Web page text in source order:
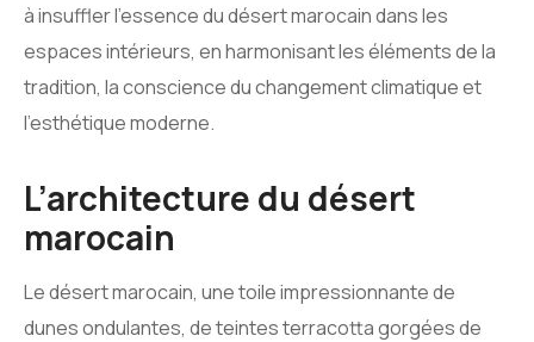
à insuffler l’essence du désert marocain dans les
espaces intérieurs, en harmonisant les éléments de la
tradition, la conscience du changement climatique et
l’esthétique moderne.
L’architecture du désert
marocain
Le désert marocain, une toile impressionnante de
dunes ondulantes, de teintes terracotta gorgées de